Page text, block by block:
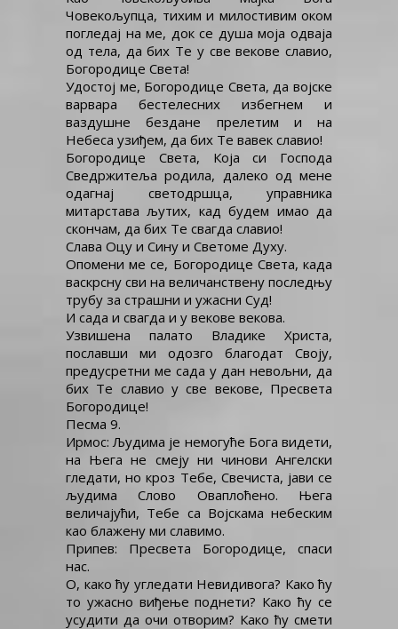
Човекољупца, тихим и милостивим оком
погледај на ме, док се душа моја одваја
од тела, да бих Те у све векове славио,
Богородице Света!
Удостој ме, Богородице Света, да војске
варвара бестелесних избегнем и
ваздушне бездане прелетим и на
Небеса узиђем, да бих Те вавек славио!
Богородице Света, Која си Господа
Сведржитеља родила, далеко од мене
одагнај светодршца, управника
митарстава љутих, кад будем имао да
скончам, да бих Те свагда славио!
Слава Оцу и Сину и Светоме Духу.
Опомени ме се, Богородице Света, када
васкрсну сви на величанствену последњу
трубу за страшни и ужасни Суд!
И сада и свагда и у векове векова.
Узвишена палато Владике Христа,
пославши ми одозго благодат Своју,
предусретни ме сада у дан невољни, да
бих Те славио у све векове, Пресвета
Богородице!
Песма 9.
Ирмос: Људима је немогуће Бога видети,
на Њега не смеју ни чинови Ангелски
гледати, но кроз Тебе, Свечиста, јави се
људима Слово Оваплоћено. Њега
величајући, Тебе са Војскама небеским
као блажену ми славимо.
Припев: Пресвета Богородице, спаси
нас.
О, како ћу угледати Невидивога? Како ћу
то ужасно виђење поднети? Како ћу се
усудити да очи отворим? Како ћу смети